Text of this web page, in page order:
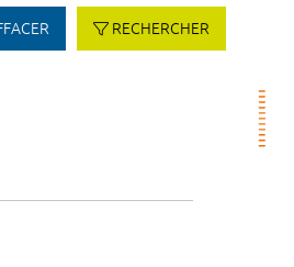
RECHERCHER